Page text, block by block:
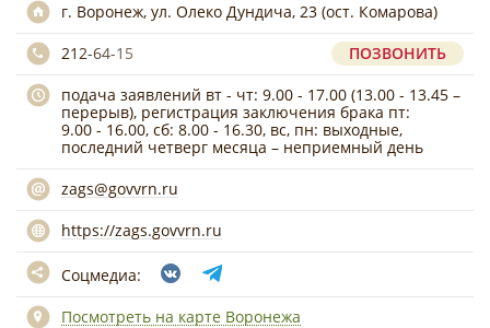
г. Воронеж, ул. Олеко Дундича, 23 (ост. Комарова)
212-64-15
ПОЗВОНИТЬ
подача заявлений вт - чт: 9.00 - 17.00 (13.00 - 13.45 –
перерыв), регистрация заключения брака пт:
9.00 - 16.00, сб: 8.00 - 16.30, вс, пн: выходные,
последний четверг месяца – неприемный день
zags@govvrn.ru
https://zags.govvrn.ru
Соцмедиа:
Посмотреть на карте Воронежа